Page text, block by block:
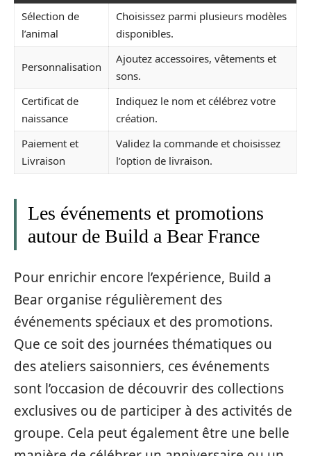
Sélection de
l’animal
Choisissez parmi plusieurs modèles
disponibles.
Personnalisation
Ajoutez accessoires, vêtements et
sons.
Certificat de
naissance
Indiquez le nom et célébrez votre
création.
Paiement et
Livraison
Validez la commande et choisissez
l’option de livraison.
Les événements et promotions
autour de Build a Bear France
Pour enrichir encore l’expérience, Build a
Bear organise régulièrement des
événements spéciaux et des promotions.
Que ce soit des journées thématiques ou
des ateliers saisonniers, ces événements
sont l’occasion de découvrir des collections
exclusives ou de participer à des activités de
groupe. Cela peut également être une belle